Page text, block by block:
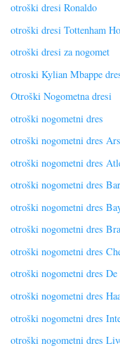
otroški dresi Ronaldo
otroški dresi Tottenham
otroški dresi za nogomet
otroski Kylian Mbappe
Otroški Nogometna dresi
otroški nogometni dres
otroški nogometni dres
otroški nogometni dres
otroški nogometni dres
otroški nogometni dres
otroški nogometni dres
otroški nogometni dres
otroški nogometni dres
otroški nogometni dres
otroški nogometni dres
otroški nogometni dres